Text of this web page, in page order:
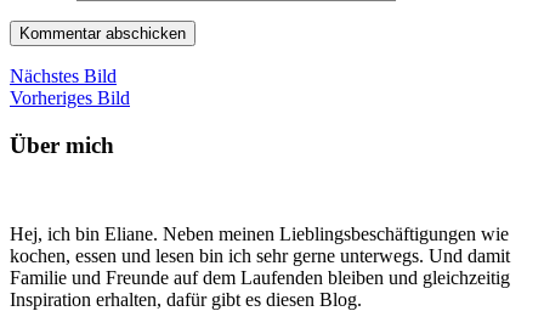
Nächstes Bild
Vorheriges Bild
Über mich
Hej, ich bin Eliane. Neben meinen Lieblingsbeschäftigungen wie
kochen, essen und lesen bin ich sehr gerne unterwegs. Und damit
Familie und Freunde auf dem Laufenden bleiben und gleichzeitig
Inspiration erhalten, dafür gibt es diesen Blog.